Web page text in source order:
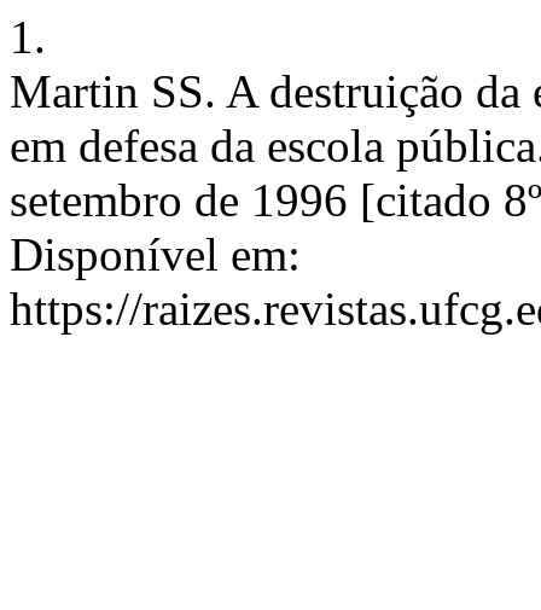
1.
Martin SS. A destruição da
em defesa da escola
setembro de 1996 [citado
Disponível em:
https://